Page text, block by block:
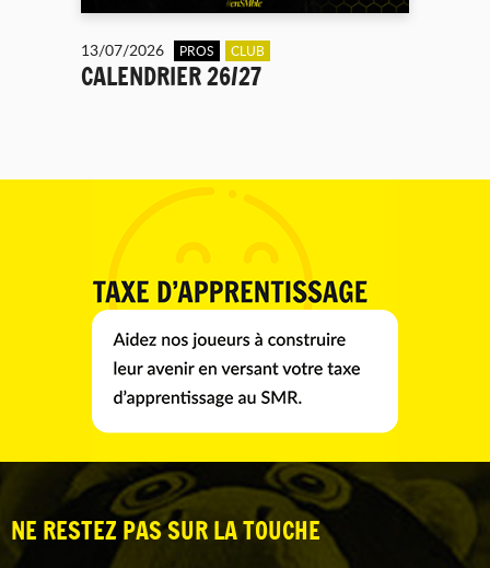
13/07/2026 PROS CLUB
CALENDRIER 26/27
NE RESTEZ PAS SUR LA TOUCHE